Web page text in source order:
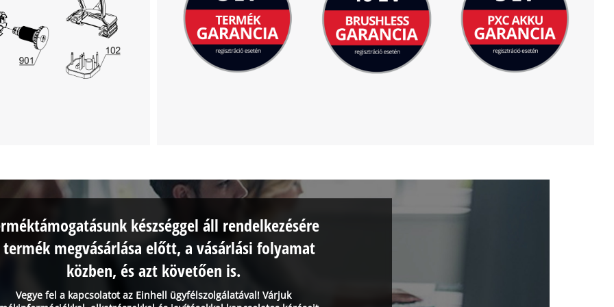
Vegye fel a kapcsolatot az Einhell ügyfélszolgálatával! Várjuk
készséggel áll rendelkezésére
megvásárlása előtt, a vásárlási folyamat
közben, és azt követően is.